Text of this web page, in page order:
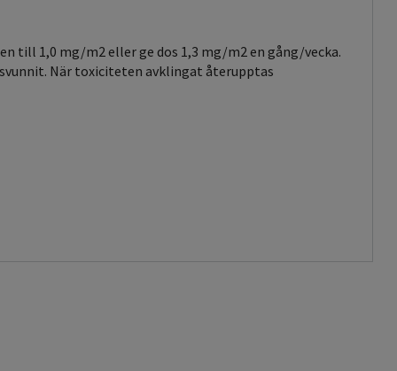
till 1,0 mg/m2 eller ge dos 1,3 mg/m2 en gång/vecka.
När toxiciteten avklingat återupptas